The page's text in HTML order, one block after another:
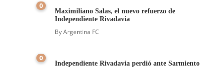
0
Maximiliano Salas, el nuevo refuerzo de
Independiente Rivadavia
ByArgentina FC
0
Independiente Rivadavia perdió ante Sarmiento